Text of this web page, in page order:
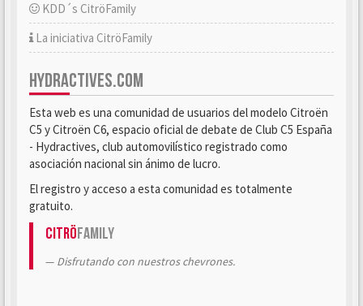
KDD´s CitröFamily
La iniciativa CitröFamily
HYDRACTIVES.COM
Esta web es una comunidad de usuarios del modelo Citroën
C5 y Citroën C6, espacio oficial de debate de Club C5 España
- Hydractives, club automovilístico registrado como
asociación nacional sin ánimo de lucro.
El registro y acceso a esta comunidad es totalmente
gratuito.
CitröFamily
Disfrutando con nuestros chevrones.